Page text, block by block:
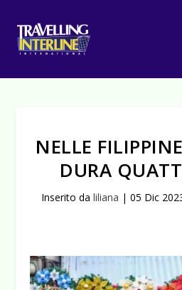
NELLE
DURA
Inserito da liliana | 05 Dic